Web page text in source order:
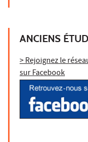
ANCIENS
> Rejoignez le
sur Facebook